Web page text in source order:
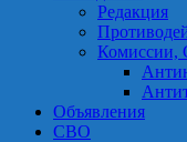
Редакция
Комиссии,
Объявления
СВО